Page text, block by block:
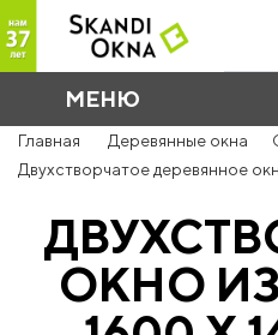
МЕНЮ
Главная Деревянные окна
Двухстворчатое деревянное
ОКНО